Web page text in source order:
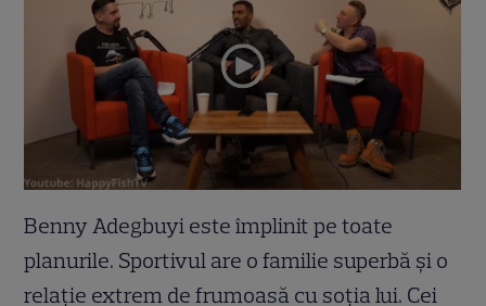
Benny Adegbuyi este împlinit pe toate
planurile. Sportivul are o familie superbă și o
relație extrem de frumoasă cu soția lui. Cei